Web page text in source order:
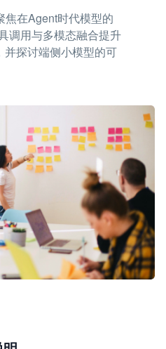
焦在Agent时代模型的
调用与多模态融合提升
探讨端侧小模型的可